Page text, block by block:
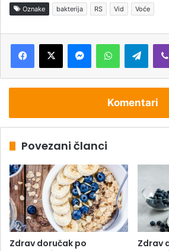
Oznake bakterija RS Vid Voće
Telegram
Komentari
Povezani članci
Zdrav doručak po
Zdrav